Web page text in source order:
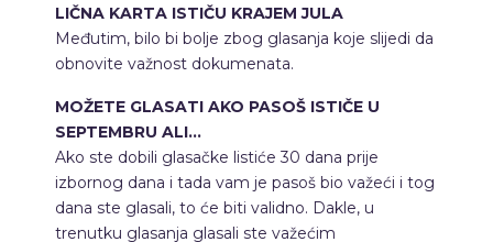
LIČNA KARTA ISTIČU KRAJEM JULA
Međutim, bilo bi bolje zbog glasanja koje slijedi da
obnovite važnost dokumenata.
MOŽETE GLASATI AKO PASOŠ ISTIČE U
SEPTEMBRU ALI…
Ako ste dobili glasačke listiće 30 dana prije
izbornog dana i tada vam je pasoš bio važeći i tog
dana ste glasali, to će biti validno. Dakle, u
trenutku glasanja glasali ste važećim